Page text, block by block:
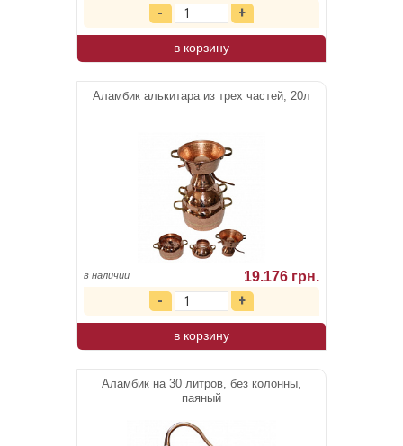
в корзину
Аламбик алькитара из трех частей, 20л
в наличии 19.176 грн.
в корзину
Аламбик на 30 литров, без колонны,
паяный